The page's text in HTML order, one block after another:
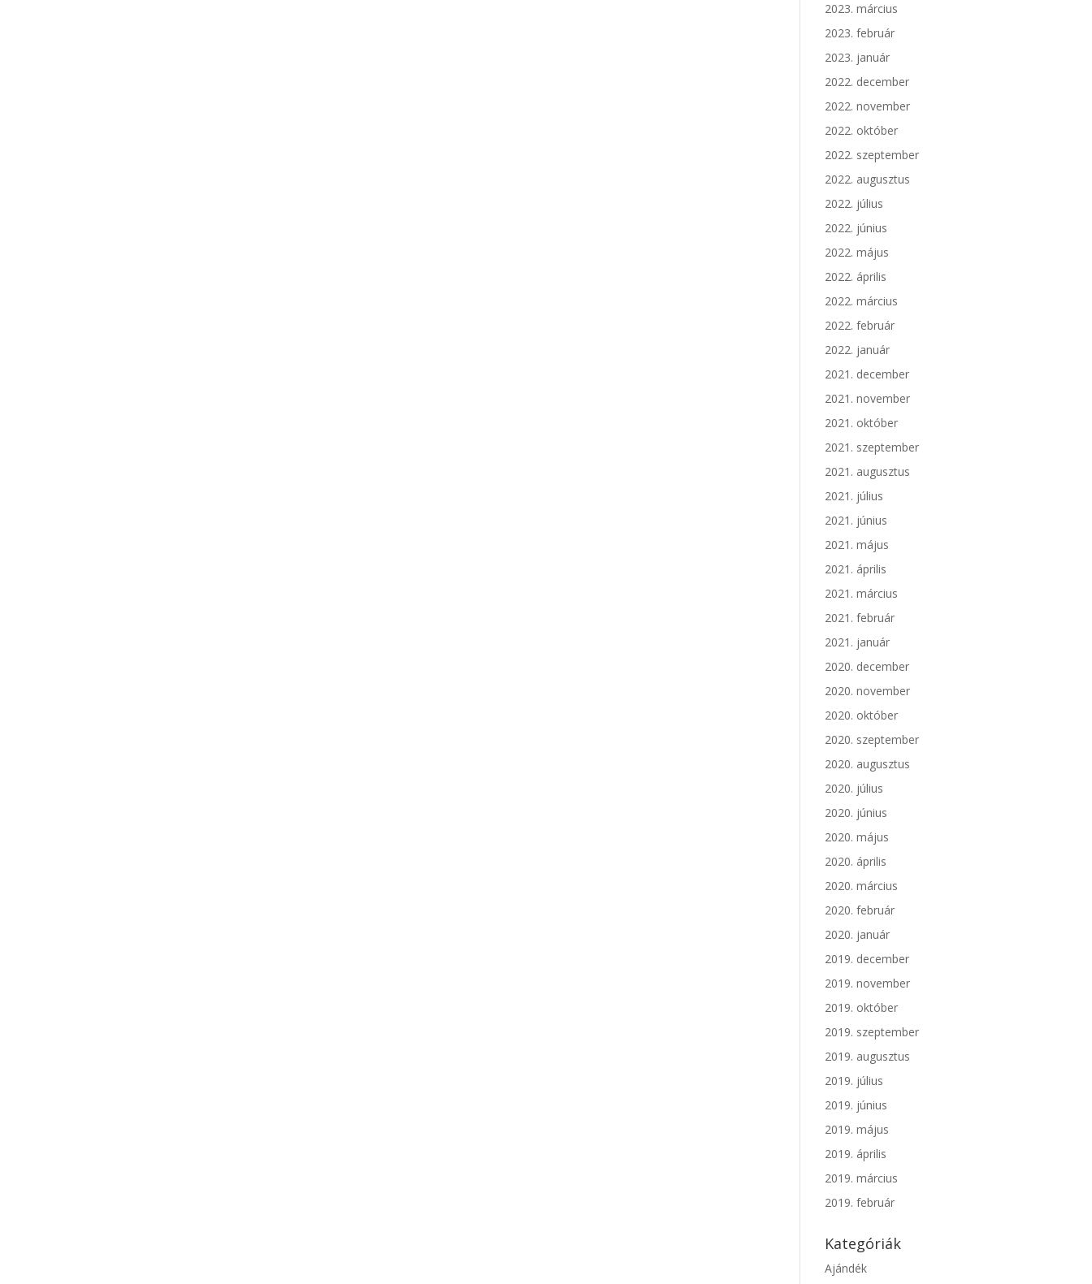
2023. március
2023. február
2023. január
2022. december
2022. november
2022. október
2022. szeptember
2022. augusztus
2022. július
2022. június
2022. május
2022. április
2022. március
2022. február
2022. január
2021. december
2021. november
2021. október
2021. szeptember
2021. augusztus
2021. július
2021. június
2021. május
2021. április
2021. március
2021. február
2021. január
2020. december
2020. november
2020. október
2020. szeptember
2020. augusztus
2020. július
2020. június
2020. május
2020. április
2020. március
2020. február
2020. január
2019. december
2019. november
2019. október
2019. szeptember
2019. augusztus
2019. július
2019. június
2019. május
2019. április
2019. március
2019. február
Kategóriák
Ajándék